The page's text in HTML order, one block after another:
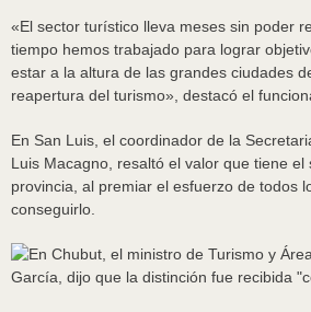
«El sector turístico lleva meses sin poder
tiempo hemos trabajado para lograr
estar a la altura de las grandes ciudades
reapertura del turismo», destacó el
En San Luis, el coordinador de la
Luis Macagno, resaltó el valor que tiene el
provincia, al premiar el esfuerzo de todos
conseguirlo.